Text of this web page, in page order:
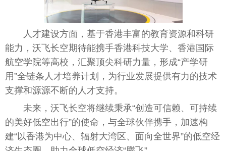
人才建设方面，基于香港丰富的教育资源和科研
能力，沃飞长空期待能携手香港科技大学、 香港国际
航空学院等高校，汇聚顶尖科研力量，形成“产学研
用”全链条人才培养计划，为行业发展提供有力的技术
支撑和源源不断的人才支持。
未来，沃飞长空将继续秉承“创造可信赖、可持续
的美好低空出行”的使命 ，与全球伙伴携手，加速构
建“以香港为中心、辐射大湾区、面向全世界”的低空经